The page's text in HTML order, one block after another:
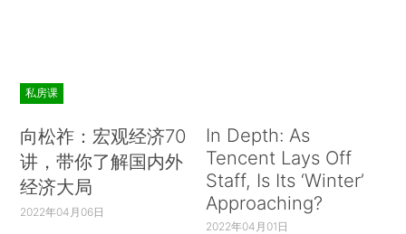
私房课
向松祚：宏观经济70
讲，带你了解国内外
经济大局
2022年04月06日
In Depth: As
Tencent Lays Off
Staff, Is Its ‘Winter’
Approaching?
2022年04月01日